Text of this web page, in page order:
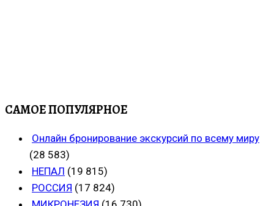
САМОЕ ПОПУЛЯРНОЕ
Онлайн бронирование экскурсий по всему миру
(28 583)
НЕПАЛ (19 815)
РОССИЯ (17 824)